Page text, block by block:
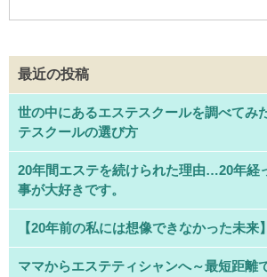
最近の投稿
世の中にあるエステスクールを調べてみ
テスクールの選び方
20年間エステを続けられた理由…20年経
事が大好きです。
【20年前の私には想像できなかった未来】
ママからエステティシャンへ～最短距離